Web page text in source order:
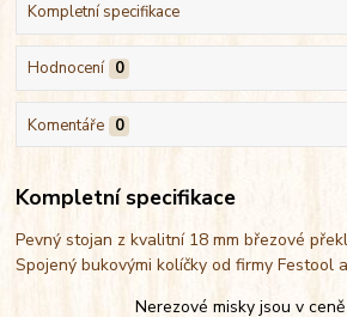
Kompletní specifikace
Hodnocení 0
Komentáře 0
Kompletní specifikace
Pevný stojan z kvalitní 18 mm březové
Spojený bukovými kolíčky od firmy Festool
Nerezové misky jsou v